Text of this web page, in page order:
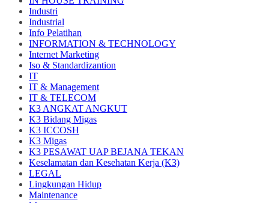
Industri
Industrial
Info Pelatihan
INFORMATION & TECHNOLOGY
Internet Marketing
Iso & Standardizantion
IT
IT & Management
IT & TELECOM
K3 ANGKAT ANGKUT
K3 Bidang Migas
K3 ICCOSH
K3 Migas
K3 PESAWAT UAP BEJANA TEKAN
Keselamatan dan Kesehatan Kerja (K3)
LEGAL
Lingkungan Hidup
Maintenance